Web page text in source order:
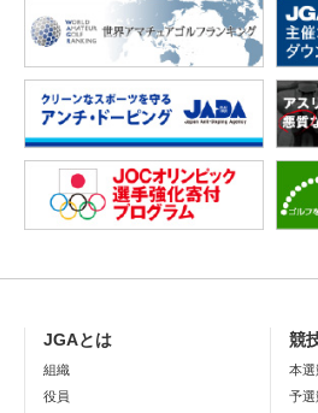
JGAとは
組織
役員
競
本選
予選